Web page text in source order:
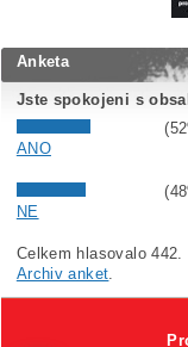
Anketa
Jste spokojeni s
ANO
NE
Celkem hlasovalo 442.
Archiv anket